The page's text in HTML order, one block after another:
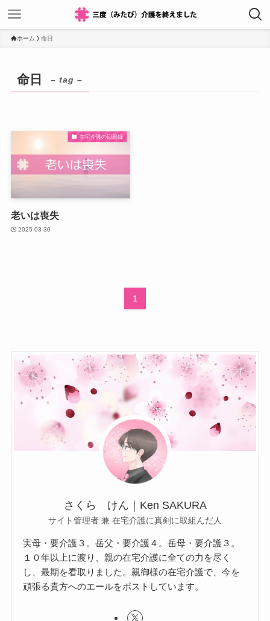
ホーム 命日
命日 – tag –
在宅介護の回顧録
老いは喪失
2025-03-30
1
さくら けん｜Ken SAKURA
サイト管理者 兼 在宅介護に真剣に取組んだ人
実母・要介護３。岳父・要介護４。岳母・要介護３。
１０年以上に渡り、親の在宅介護に全ての力を尽く
し、最期を看取りました。親御様の在宅介護で、今を
頑張る貴方へのエールをポストしています。